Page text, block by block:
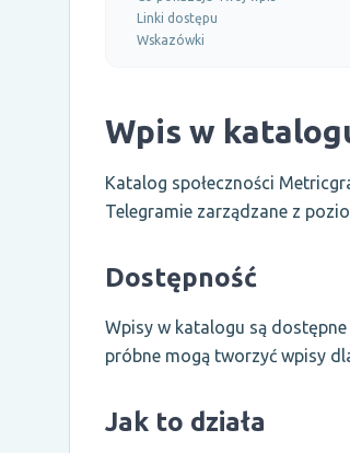
Linki dostępu
Wskazówki
Wpis w
Katalog społeczności
Telegramie zarządzane z
Dostępność
Wpisy w katalogu są
próbne mogą tworzyć wpisy
Jak to działa